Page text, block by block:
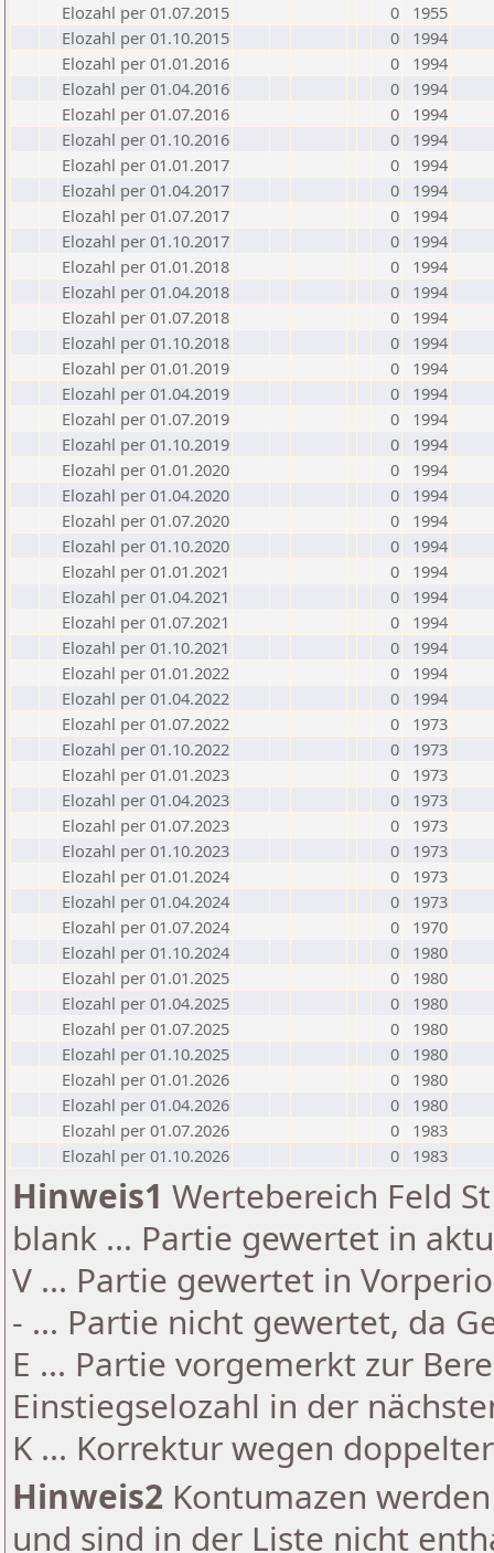
Elozahl per 01.07.2015
0
1955
Elozahl per 01.10.2015
0
1994
Elozahl per 01.01.2016
0
1994
Elozahl per 01.04.2016
0
1994
Elozahl per 01.07.2016
0
1994
Elozahl per 01.10.2016
0
1994
Elozahl per 01.01.2017
0
1994
Elozahl per 01.04.2017
0
1994
Elozahl per 01.07.2017
0
1994
Elozahl per 01.10.2017
0
1994
Elozahl per 01.01.2018
0
1994
Elozahl per 01.04.2018
0
1994
Elozahl per 01.07.2018
0
1994
Elozahl per 01.10.2018
0
1994
Elozahl per 01.01.2019
0
1994
Elozahl per 01.04.2019
0
1994
Elozahl per 01.07.2019
0
1994
Elozahl per 01.10.2019
0
1994
Elozahl per 01.01.2020
0
1994
Elozahl per 01.04.2020
0
1994
Elozahl per 01.07.2020
0
1994
Elozahl per 01.10.2020
0
1994
Elozahl per 01.01.2021
0
1994
Elozahl per 01.04.2021
0
1994
Elozahl per 01.07.2021
0
1994
Elozahl per 01.10.2021
0
1994
Elozahl per 01.01.2022
0
1994
Elozahl per 01.04.2022
0
1994
Elozahl per 01.07.2022
0
1973
Elozahl per 01.10.2022
0
1973
Elozahl per 01.01.2023
0
1973
Elozahl per 01.04.2023
0
1973
Elozahl per 01.07.2023
0
1973
Elozahl per 01.10.2023
0
1973
Elozahl per 01.01.2024
0
1973
Elozahl per 01.04.2024
0
1973
Elozahl per 01.07.2024
0
1970
Elozahl per 01.10.2024
0
1980
Elozahl per 01.01.2025
0
1980
Elozahl per 01.04.2025
0
1980
Elozahl per 01.07.2025
0
1980
Elozahl per 01.10.2025
0
1980
Elozahl per 01.01.2026
0
1980
Elozahl per 01.04.2026
0
1980
Elozahl per 01.07.2026
0
1983
Elozahl per 01.10.2026
0 1983
Hinweis1 Wertebereich Feld
blank ... Partie gewertet in
V ... Partie gewertet in
- ... Partie nicht gewertet, da
E ... Partie vorgemerkt zur
Einstiegselozahl in der
K ... Korrektur wegen
Hinweis2 Kontumazen
und sind in der Liste nicht